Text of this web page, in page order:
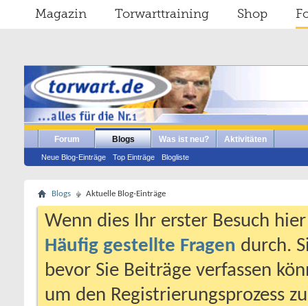
Magazin Torwarttraining Shop
Forum Blogs
Neue Blog-Einträge Top Einträge Blogliste
Was ist neu? Aktivitäten
Blogs Aktuelle Blog-Einträge
Wenn dies Ihr erster Besuch
Häufig gestellte Fragen durch.
bevor Sie Beiträge verfassen
um den Registrierungsprozess